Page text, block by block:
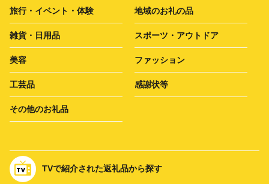
旅行・イベント・体験 地域のお礼の品
雑貨・日用品 スポーツ・アウトドア
美容 ファッション
工芸品 感謝状等
その他のお礼品
TVで紹介された返礼品から探す